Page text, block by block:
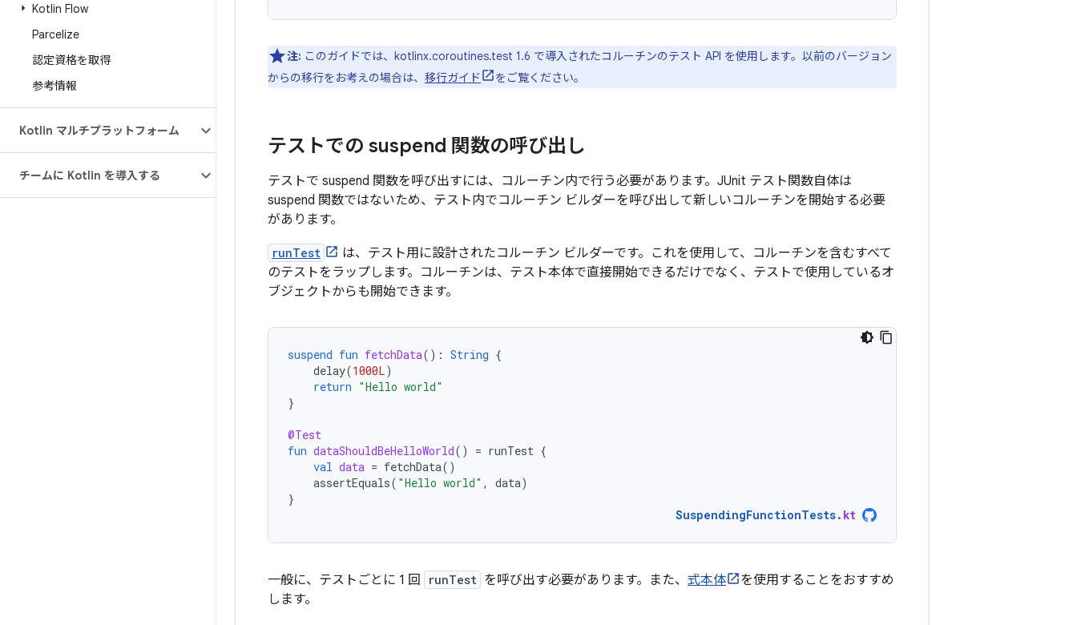
Kotlin Flow
Parcelize
認定資格を取得
参考情報
Kotlin マルチプラットフォーム
チームに Kotlin を導入する
注: このガイドでは、kotlinx.coroutines.test 1.6 で導入されたコルーチンのテスト API を使用します。以前のバージョン
からの移行をお考えの場合は、 移行ガイド をご覧ください。
テストでの suspend 関数の呼び出し
テストで suspend 関数を呼び出すには、コルーチン内で行う必要があります。JUnit テスト関数自体は
suspend 関数ではないため、テスト内でコルーチン ビルダーを呼び出して新しいコルーチンを開始する必要
があります。
runTest
は、テスト用に設計されたコルーチン ビルダーです。これを使用して、コルーチンを含むすべて
のテストをラップします。コルーチンは、テスト本体で直接開始できるだけでなく、テストで使用しているオ
ブジェクトからも開始できます。
suspend fun fetchData(): String {
delay(1000L)
return "Hello world"
}
@Test
fun dataShouldBeHelloWorld() = runTest {
val data = fetchData()
assertEquals( "Hello world" , data)
}
SuspendingFunctionTests. kt
一般に、テストごとに 1 回 runTest を呼び出す必要があります。また、 式本体
を使用することをおすすめ
します。